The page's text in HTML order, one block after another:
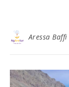
Aressa Baffi